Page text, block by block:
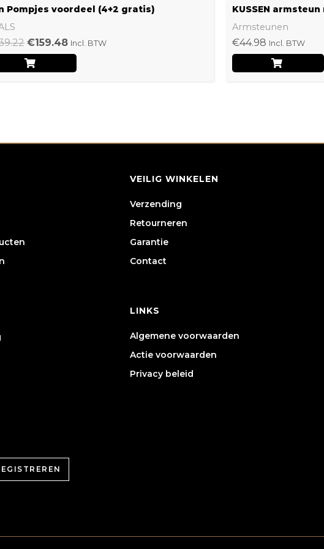
Pompjes voordeel (4+2 gratis)
€159.48 Incl. BTW
KUSSEN
Armsteunen
€44.98 Incl. BTW
VEILIG WINKELEN
Verzending
Retourneren
Garantie
Contact
LINKS
Algemene voorwaarden
Actie voorwaarden
Privacy beleid